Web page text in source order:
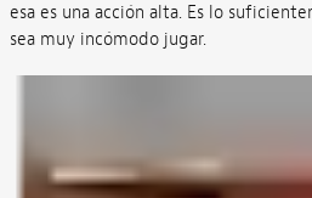
esa es una acción alta. Es lo
sea muy incómodo jugar.